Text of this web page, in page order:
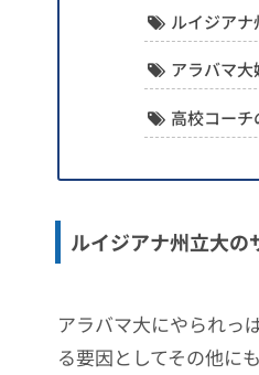
ルイジア
アラバマ大
高校コー
ルイジアナ州立大の
アラバマ大にやられっ
る要因としてその他に